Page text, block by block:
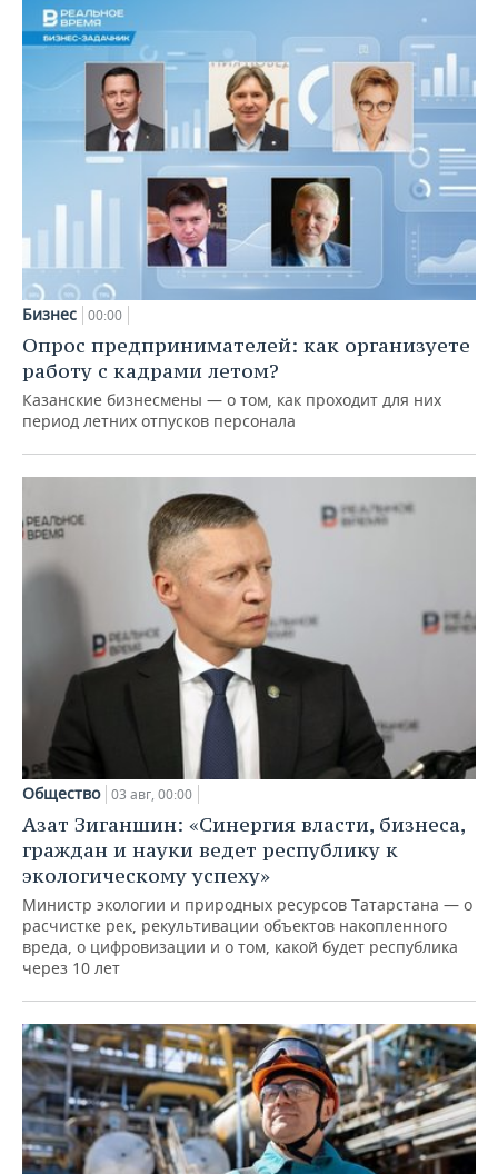
Бизнес 00:00
Опрос предпринимателей: как организуете
работу с кадрами летом?
Казанские бизнесмены — о том, как проходит для них
период летних отпусков персонала
Общество 03 авг, 00:00
Азат Зиганшин: «Синергия власти, бизнеса,
граждан и науки ведет республику к
экологическому успеху»
Министр экологии и природных ресурсов Татарстана — о
расчистке рек, рекультивации объектов накопленного
вреда, о цифровизации и о том, какой будет республика
через 10 лет